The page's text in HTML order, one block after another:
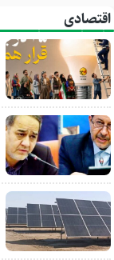
اقتصادی